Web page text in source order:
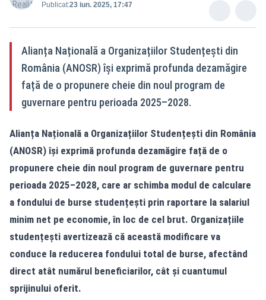
Publicat:23 iun. 2025, 17:47
Alianța Națională a Organizațiilor Studențești din
România (ANOSR) își exprimă profunda dezamăgire
față de o propunere cheie din noul program de
guvernare pentru perioada 2025–2028.
Alianța Națională a Organizațiilor Studențești din România
(ANOSR) își exprimă profunda dezamăgire față de o
propunere cheie din noul program de guvernare pentru
perioada 2025–2028, care ar schimba modul de calculare
a fondului de burse studențești prin raportare la salariul
minim net pe economie, în loc de cel brut. Organizațiile
studențești avertizează că această modificare va
conduce la reducerea fondului total de burse, afectând
direct atât numărul beneficiarilor, cât și cuantumul
sprijinului oferit.